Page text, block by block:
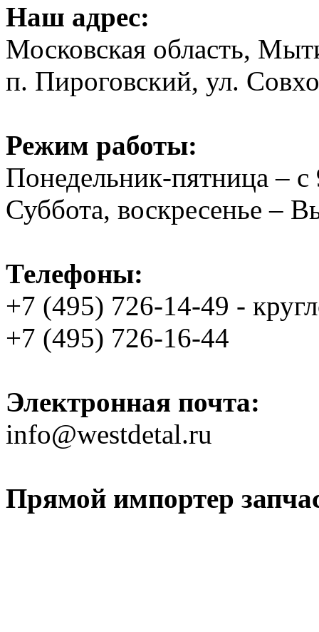
Наш адрес:
Московская область,
п. Пироговский, ул.
Режим работы:
Понедельник-пятница –
Суббота, воскресенье –
Телефоны:
+7 (495) 726-14-49 -
+7 (495) 726-16-44
Электронная почта:
info@westdetal.ru
Прямой импортер